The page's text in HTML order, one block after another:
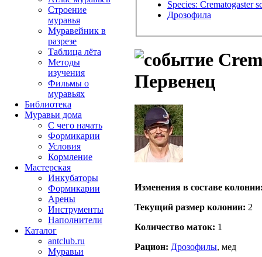
Species: Crematogaster
Дрозофила
Первенец
Изменения в составе
Текущий размер кoлонии: 2
Количество маток: 1
Рацион: Дрозофилы, мед
Строение
муравья
Муравейник в
разрезе
Таблица лёта
Методы
изучения
Фильмы о
муравьях
Библиотека
Муравьи дома
С чего начать
Формикарии
Условия
Кормление
Мастерская
Инкубаторы
Формикарии
Арены
Инструменты
Наполнители
Каталог
antclub.ru
Муравьи